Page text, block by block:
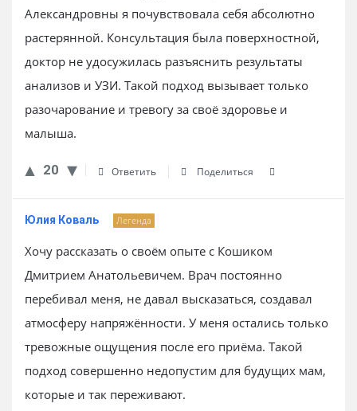
Александровны я почувствовала себя абсолютно
растерянной. Консультация была поверхностной,
доктор не удосужилась разъяснить результаты
анализов и УЗИ. Такой подход вызывает только
разочарование и тревогу за своё здоровье и
малыша.
20 Ответить Поделиться
Юлия Коваль Легенда
Хочу рассказать о своём опыте с Кошиком
Дмитрием Анатольевичем. Врач постоянно
перебивал меня, не давал высказаться, создавал
атмосферу напряжённости. У меня остались только
тревожные ощущения после его приёма. Такой
подход совершенно недопустим для будущих мам,
которые и так переживают.